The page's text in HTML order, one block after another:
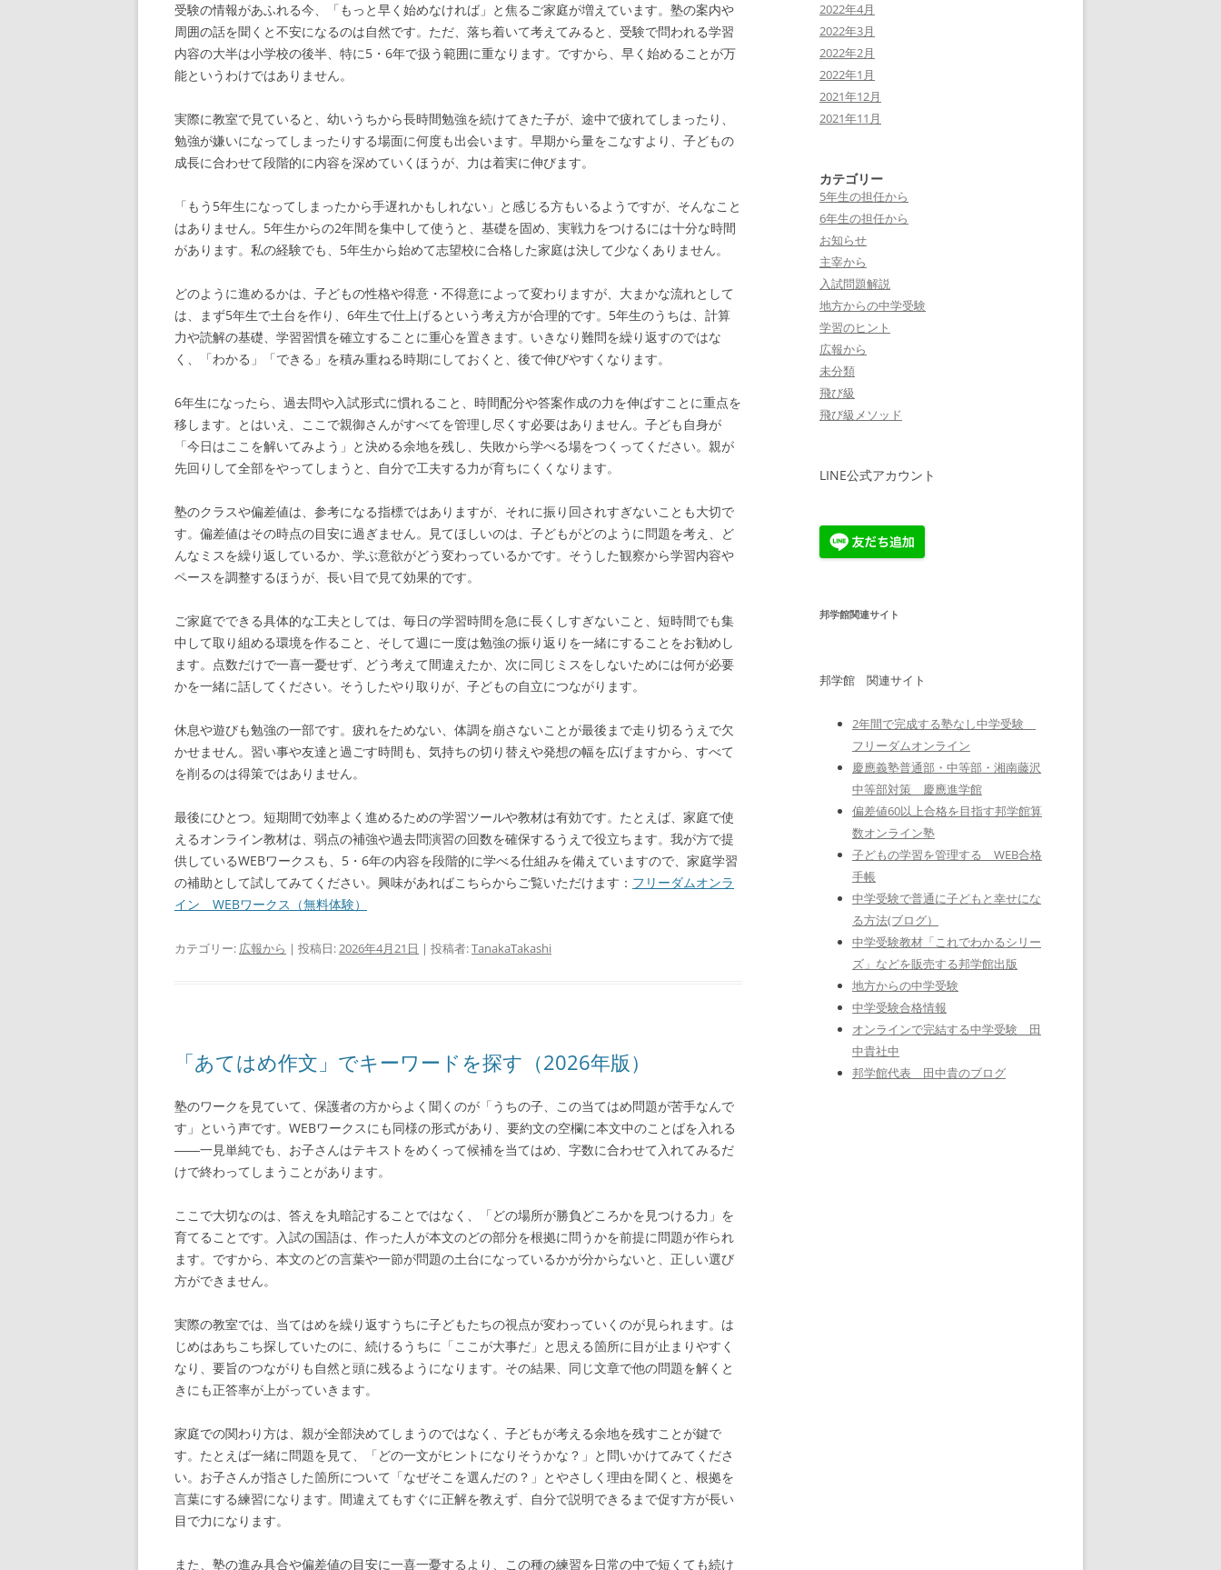
受験の情報があふれる今、「もっと早く始めなければ」と焦るご家庭が増えています。塾の案内や
周囲の話を聞くと不安になるのは自然です。ただ、落ち着いて考えてみると、受験で問われる学習
内容の大半は小学校の後半、特に5・6年で扱う範囲に重なります。ですから、早く始めることが万
能というわけではありません。
実際に教室で見ていると、幼いうちから長時間勉強を続けてきた子が、途中で疲れてしまったり、
勉強が嫌いになってしまったりする場面に何度も出会います。早期から量をこなすより、子どもの
成長に合わせて段階的に内容を深めていくほうが、力は着実に伸びます。
「もう5年生になってしまったから手遅れかもしれない」と感じる方もいるようですが、そんなこと
はありません。5年生からの2年間を集中して使うと、基礎を固め、実戦力をつけるには十分な時間
があります。私の経験でも、5年生から始めて志望校に合格した家庭は決して少なくありません。
どのように進めるかは、子どもの性格や得意・不得意によって変わりますが、大まかな流れとして
は、まず5年生で土台を作り、6年生で仕上げるという考え方が合理的です。5年生のうちは、計算
力や読解の基礎、学習習慣を確立することに重心を置きます。いきなり難問を繰り返すのではな
く、「わかる」「できる」を積み重ねる時期にしておくと、後で伸びやすくなります。
6年生になったら、過去問や入試形式に慣れること、時間配分や答案作成の力を伸ばすことに重点を
移します。とはいえ、ここで親御さんがすべてを管理し尽くす必要はありません。子ども自身が
「今日はここを解いてみよう」と決める余地を残し、失敗から学べる場をつくってください。親が
先回りして全部をやってしまうと、自分で工夫する力が育ちにくくなります。
塾のクラスや偏差値は、参考になる指標ではありますが、それに振り回されすぎないことも大切で
す。偏差値はその時点の目安に過ぎません。見てほしいのは、子どもがどのように問題を考え、ど
んなミスを繰り返しているか、学ぶ意欲がどう変わっているかです。そうした観察から学習内容や
ペースを調整するほうが、長い目で見て効果的です。
ご家庭でできる具体的な工夫としては、毎日の学習時間を急に長くしすぎないこと、短時間でも集
中して取り組める環境を作ること、そして週に一度は勉強の振り返りを一緒にすることをお勧めし
ます。点数だけで一喜一憂せず、どう考えて間違えたか、次に同じミスをしないためには何が必要
かを一緒に話してください。そうしたやり取りが、子どもの自立につながります。
休息や遊びも勉強の一部です。疲れをためない、体調を崩さないことが最後まで走り切るうえで欠
かせません。習い事や友達と過ごす時間も、気持ちの切り替えや発想の幅を広げますから、すべて
を削るのは得策ではありません。
最後にひとつ。短期間で効率よく進めるための学習ツールや教材は有効です。たとえば、家庭で使
えるオンライン教材は、弱点の補強や過去問演習の回数を確保するうえで役立ちます。我が方で提
供しているWEBワークスも、5・6年の内容を段階的に学べる仕組みを備えていますので、家庭学習
の補助として試してみてください。興味があればこちらからご覧いただけます： フリーダムオンラ
イン WEBワークス（無料体験）
カテゴリー: 広報から | 投稿日:2026年4月21日 | 投稿者:TanakaTakashi
「あてはめ作文」でキーワードを探す（2026年版）
塾のワークを見ていて、保護者の方からよく聞くのが「うちの子、この当てはめ問題が苦手なんで
す」という声です。WEBワークスにも同様の形式があり、要約文の空欄に本文中のことばを入れる
――一見単純でも、お子さんはテキストをめくって候補を当てはめ、字数に合わせて入れてみるだ
けで終わってしまうことがあります。
ここで大切なのは、答えを丸暗記することではなく、「どの場所が勝負どころかを見つける力」を
育てることです。入試の国語は、作った人が本文のどの部分を根拠に問うかを前提に問題が作られ
ます。ですから、本文のどの言葉や一節が問題の土台になっているかが分からないと、正しい選び
方ができません。
実際の教室では、当てはめを繰り返すうちに子どもたちの視点が変わっていくのが見られます。は
じめはあちこち探していたのに、続けるうちに「ここが大事だ」と思える箇所に目が止まりやすく
なり、要旨のつながりも自然と頭に残るようになります。その結果、同じ文章で他の問題を解くと
きにも正答率が上がっていきます。
家庭での関わり方は、親が全部決めてしまうのではなく、子どもが考える余地を残すことが鍵で
す。たとえば一緒に問題を見て、「どの一文がヒントになりそうかな？」と問いかけてみてくださ
い。お子さんが指さした箇所について「なぜそこを選んだの？」とやさしく理由を聞くと、根拠を
言葉にする練習になります。間違えてもすぐに正解を教えず、自分で説明できるまで促す方が長い
目で力になります。
また、塾の進み具合や偏差値の目安に一喜一憂するより、この種の練習を日常の中で短くても続け
2022年4月
2022年3月
2022年2月
2022年1月
2021年12月
2021年11月
カテゴリー
5年生の担任から
6年生の担任から
お知らせ
主宰から
入試問題解説
地方からの中学受験
学習のヒント
広報から
未分類
飛び級
飛び級メソッド
LINE公式アカウント
邦学館関連サイト
邦学館 関連サイト
2年間で完成する塾なし中学受験
フリーダムオンライン
慶應義塾普通部・中等部・湘南藤沢
中等部対策 慶應進学館
偏差値60以上合格を目指す邦学館算
数オンライン塾
子どもの学習を管理する WEB合格
手帳
中学受験で普通に子どもと幸せにな
る方法(ブログ）
中学受験教材「これでわかるシリー
ズ」などを販売する邦学館出版
地方からの中学受験
中学受験合格情報
オンラインで完結する中学受験 田
中貴社中
邦学館代表 田中貴のブログ